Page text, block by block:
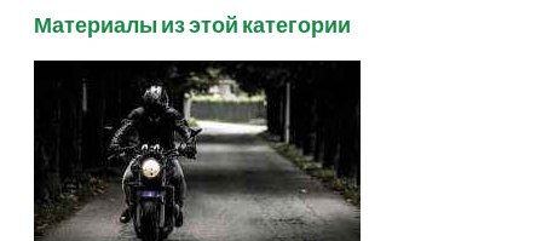
Материалы из этой категории